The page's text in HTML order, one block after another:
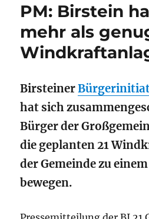
PM: Birstein
mehr als
Birsteiner
hat sich
Bürger der
die geplanten 21
der Gemeinde zu
bewegen.